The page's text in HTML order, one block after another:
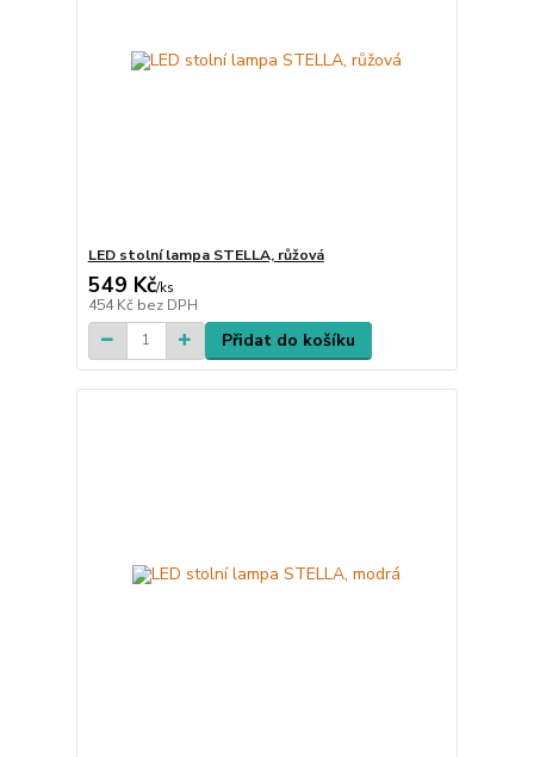
LED stolní lampa STELLA, růžová
549 Kč/ks
454 Kč bez DPH
Přidat do košíku